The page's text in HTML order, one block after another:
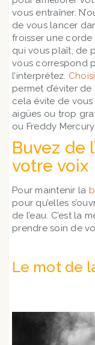
vous entraîner.
de vous lancer
froisser une corde
qui vous plaît, de
vous correspond
l’interprétez.
permet d’éviter
cela évite de
aigües ou trop
ou Freddy
Buvez de
votre voix
Pour maintenir la
pour qu’elles
de l’eau. C’est la
prendre soin de
Le mot de